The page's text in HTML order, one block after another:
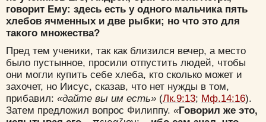
говорит Ему: здесь есть у одного мальчика пять
хлебов ячменных и две рыбки; но что это для
такого множества?
Пред тем ученики, так как близился вечер, а место
было пустынное, просили отпустить людей, чтобы
они могли купить себе хлеба, кто сколько может и
захочет, но Иисус, сказав, что нет нужды в том,
прибавил: «дайте вы им есть» (Лк.9:13; Мф.14:16).
Затем предложил вопрос Филиппу. «Говорил же это,
Цвет: